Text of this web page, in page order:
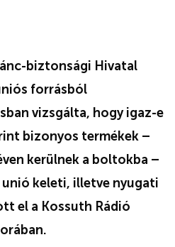
biztonsági Hivatal
forrásból
vizsgálta, hogy igaz-e
bizonyos termékek –
kerülnek a boltokba –
keleti, illetve nyugati
el a Kossuth Rádió